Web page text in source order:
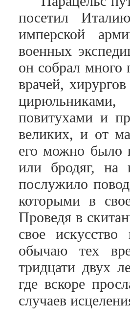
посетил
имперской
военных
он собрал много
врачей,
повитухами и
великих, и от
его можно было
или бродяг, на
послужило
которыми в
Проведя в
свое
обычаю тех
тридцати двух
где вскоре
случаев